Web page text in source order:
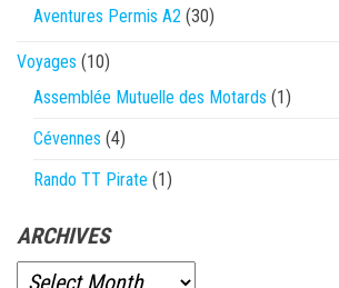
Aventures Permis A2 (30)
Voyages (10)
Assemblée Mutuelle des Motards (1)
Cévennes (4)
Rando TT Pirate (1)
ARCHIVES